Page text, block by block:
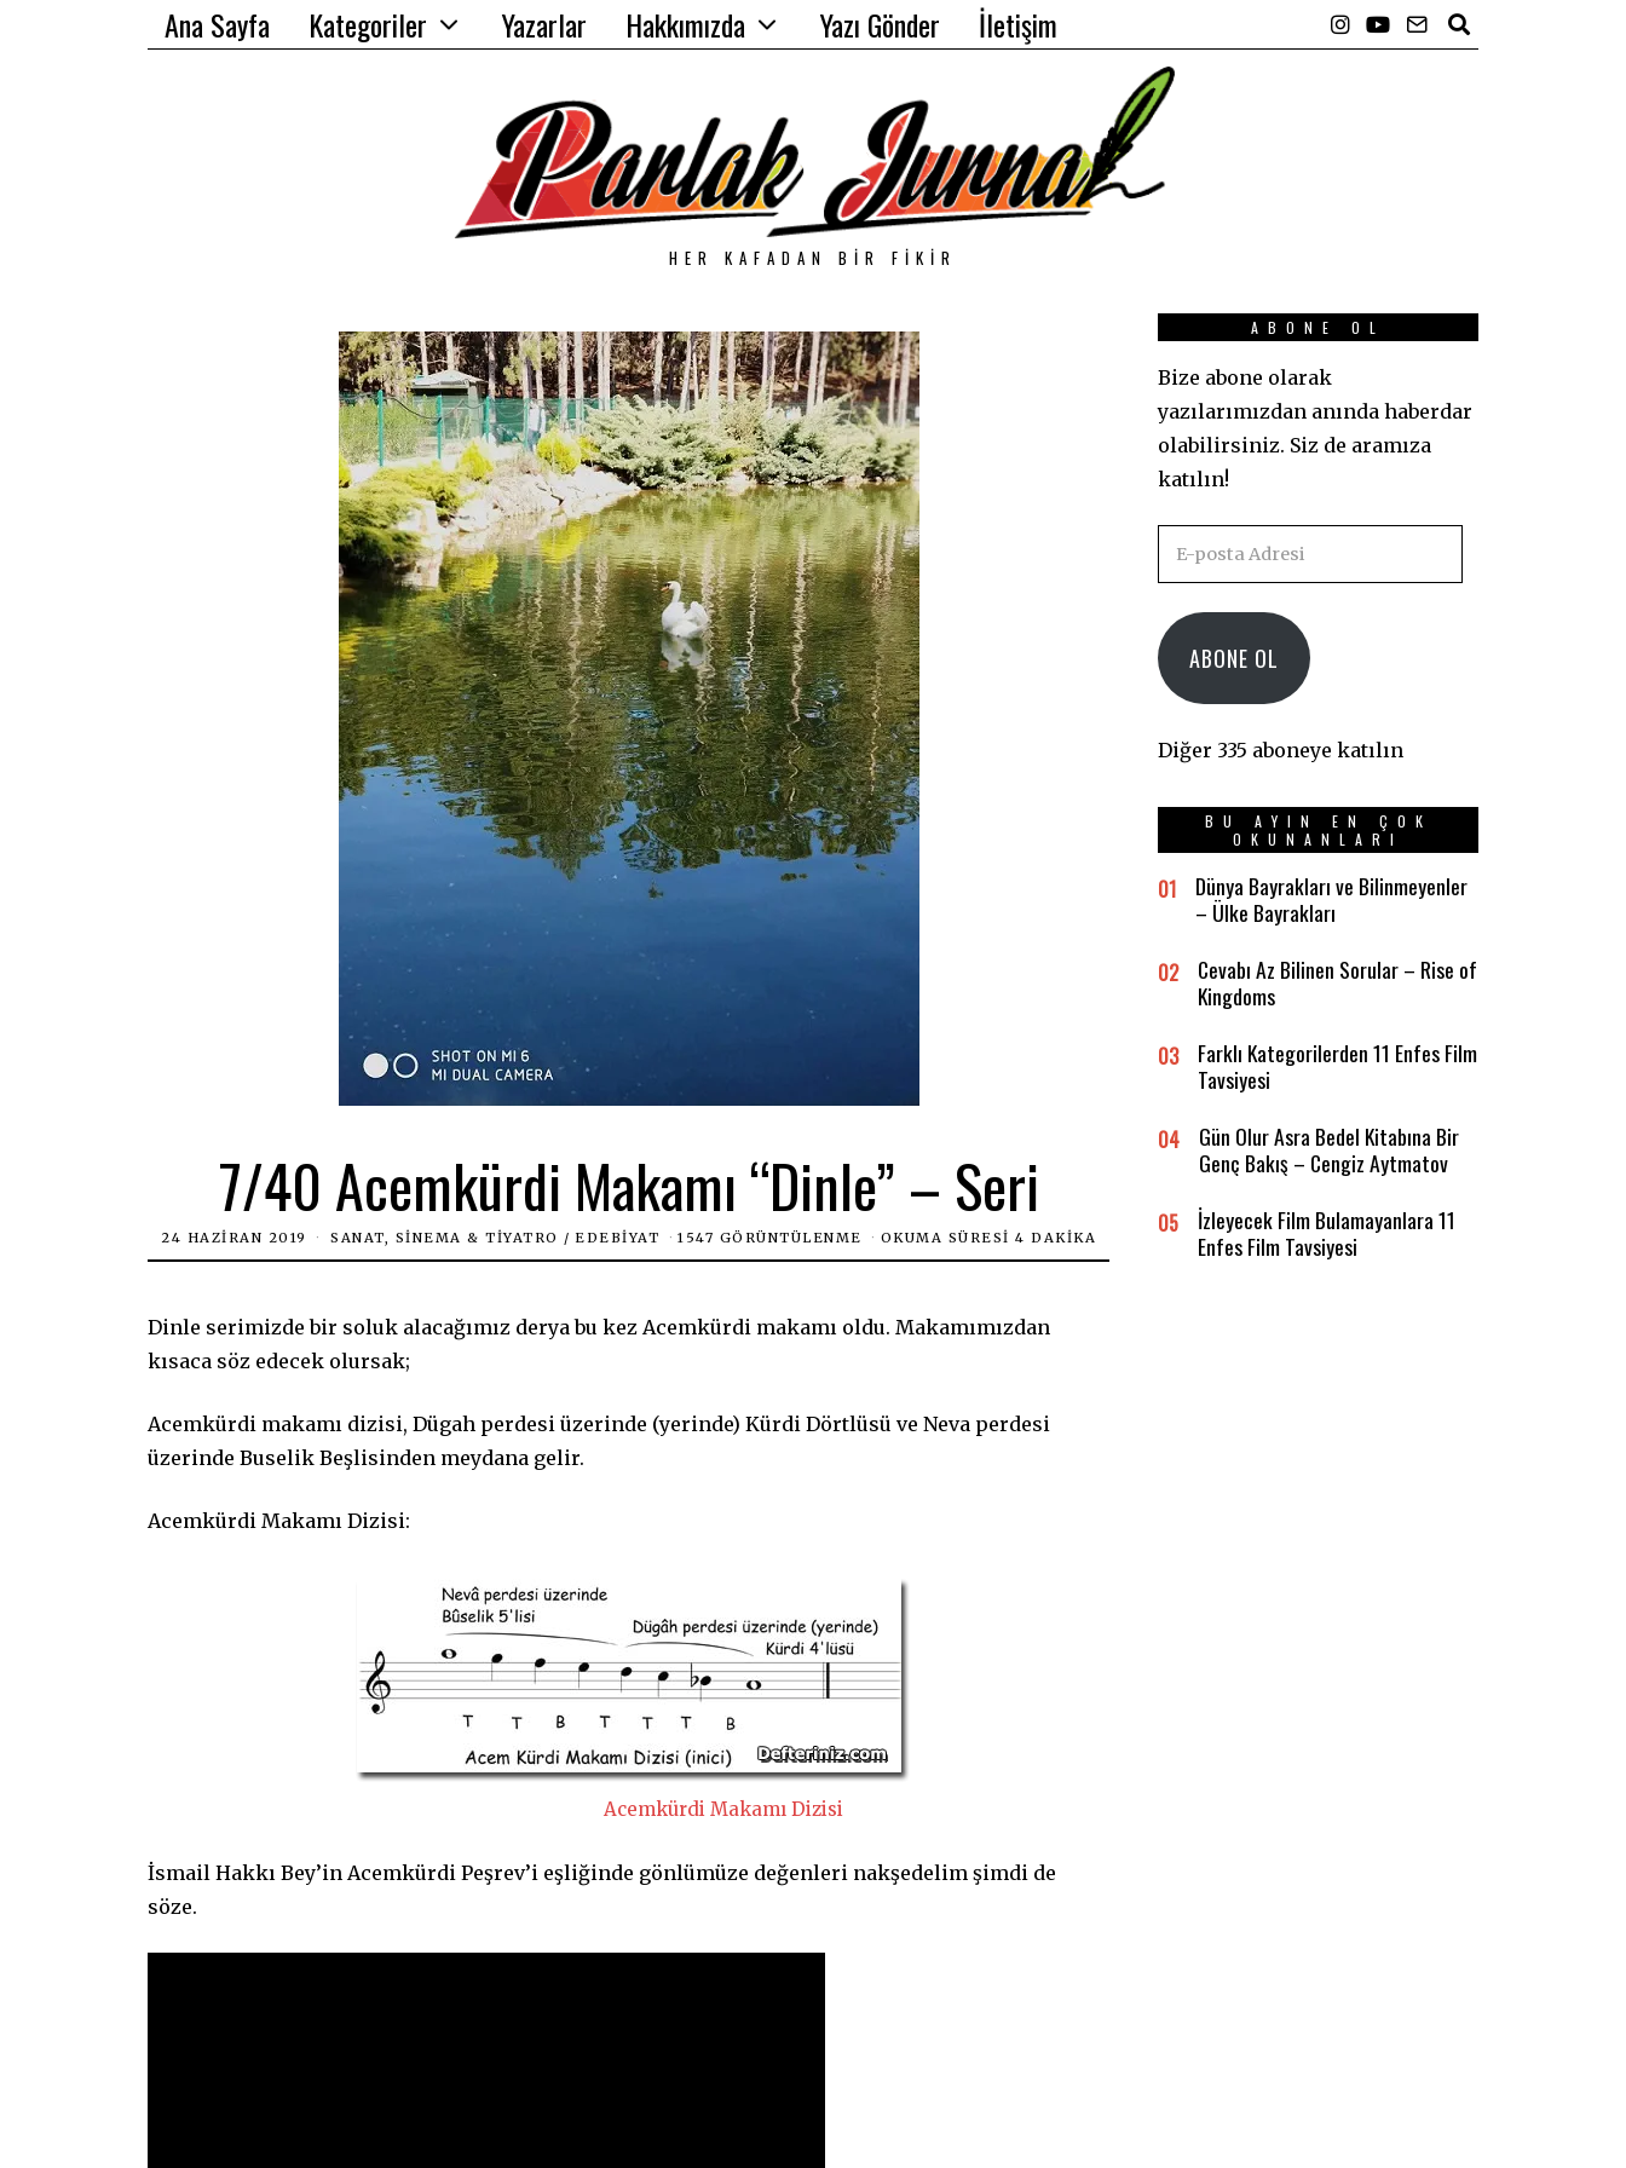
Ana Sayfa Kategoriler Yazarlar Hakkımızda Yazı Gönder İletişim
HER KAFADAN BIR FIKIR
7/40 Acemkürdi Makamı “Dinle” – Seri
24 HAZIRAN 2019 SANAT, SINEMA & TIYATRO / EDEBIYAT 1547 GÖRÜNTÜLENME OKUMA SÜRESI 4 DAKIKA
Dinle serimizde bir soluk alacağımız derya bu kez Acemkürdi makamı oldu. Makamımızdan
kısaca söz edecek olursak;
Acemkürdi makamı dizisi, Dügah perdesi üzerinde (yerinde) Kürdi Dörtlüsü ve Neva perdesi
üzerinde Buselik Beşlisinden meydana gelir.
Acemkürdi Makamı Dizisi:
Acemkürdi Makamı Dizisi
İsmail Hakkı Bey’in Acemkürdi Peşrev’i eşliğinde gönlümüze değenleri nakşedelim şimdi de
söze.
ABONE OL
Bize abone olarak
yazılarımızdan anında haberdar
olabilirsiniz. Siz de aramıza
katılın!
Adresi
ABONE OL
Diğer 335 aboneye katılın
BU AYIN EN ÇOK
OKUNANLARI
01
Dünya Bayrakları ve Bilinmeyenler
– Ülke Bayrakları
02
Cevabı Az Bilinen Sorular – Rise of
Kingdoms
03
Farklı Kategorilerden 11 Enfes Film
Tavsiyesi
04
Gün Olur Asra Bedel Kitabına Bir
Genç Bakış – Cengiz Aytmatov
05
İzleyecek Film Bulamayanlara 11
Enfes Film Tavsiyesi